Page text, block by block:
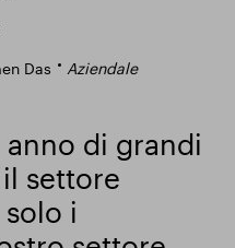
Das Aziendale
anno di grandi
settore
i